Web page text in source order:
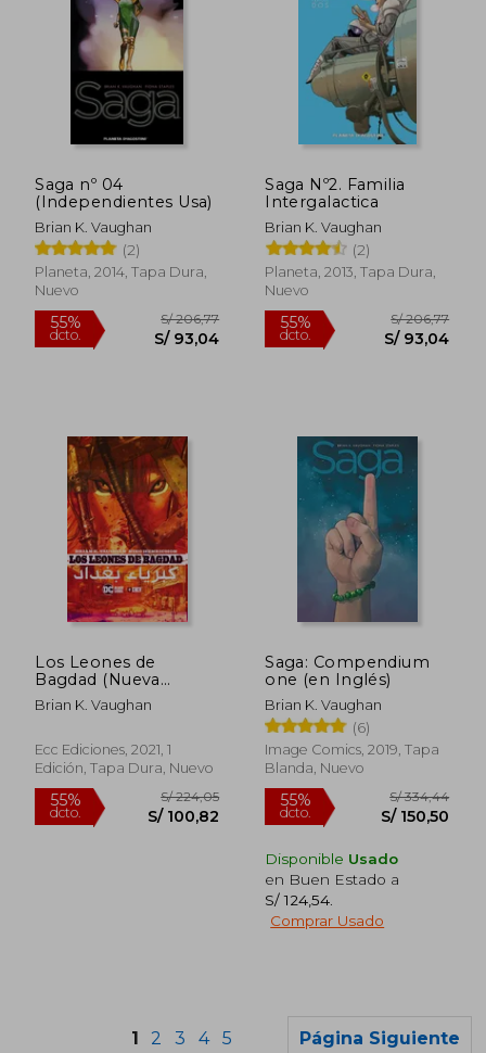
40%
S/ 50,97
40%
dcto.
40%
dcto.
40%
dcto. S/
Saga nº 04
(Independientes Usa)
Brian K. Vaughan
(2)
Planeta, 2014, Tapa Dura,
Nuevo
Saga Nº2. Familia
Intergalactica
Brian K. Vaughan
(2)
Planeta, 2013, Tapa Dura,
Nuevo
Los Leones de
Bagdad (Nueva
Edicion)
Brian K. Vaughan
Ecc Ediciones, 2021, 1
Edición, Tapa Dura, Nuevo
Saga: Compendium
one (en Inglés)
Brian K. Vaughan
(6)
Image Comics, 2019, Tapa
Blanda, Nuevo
Disponible Usado
en Buen Estado a
S/ 124,54
Comprar Usado
1 2 3 4 5 Página Siguiente